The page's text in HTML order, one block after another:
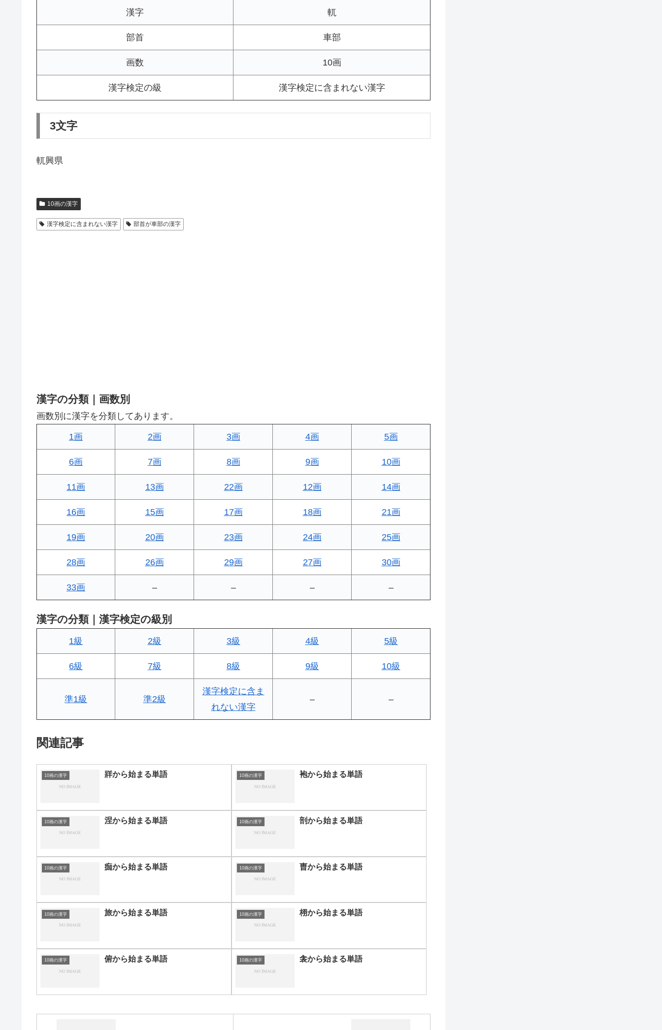
漢字 軏
部首 車部
画数 10画
漢字検定の級 漢字検定に含まれない漢字
3文字
軏興県
10画の漢字
漢字検定に含まれない漢字 部首が車部の漢字
漢字の分類｜画数別
画数別に漢字を分類してあります。
1画 2画 3画 4画 5画
6画 7画 8画 9画 10画
11画 13画 22画 12画 14画
16画 15画 17画 18画 21画
19画 20画 23画 24画 25画
28画 26画 29画 27画 30画
33画 – – – –
漢字の分類｜漢字検定の級別
1級 2級 3級 4級 5級
6級 7級 8級 9級 10級
準1級 準2級
漢字検定に含ま
れない漢字
– –
関連記事
10画の漢字 牂から始まる単語 10画の漢字 袍から始まる単語
10画の漢字 涅から始まる単語 10画の漢字 剖から始まる単語
10画の漢字 痂から始まる単語 10画の漢字 曺から始まる単語
10画の漢字 旅から始まる単語 10画の漢字 栩から始まる単語
10画の漢字 俯から始まる単語 10画の漢字 衾から始まる単語